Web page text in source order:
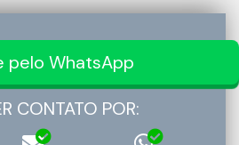
CONTATO POR:
pelo WhatsApp